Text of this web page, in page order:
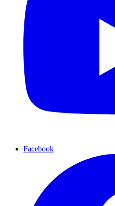
Facebook